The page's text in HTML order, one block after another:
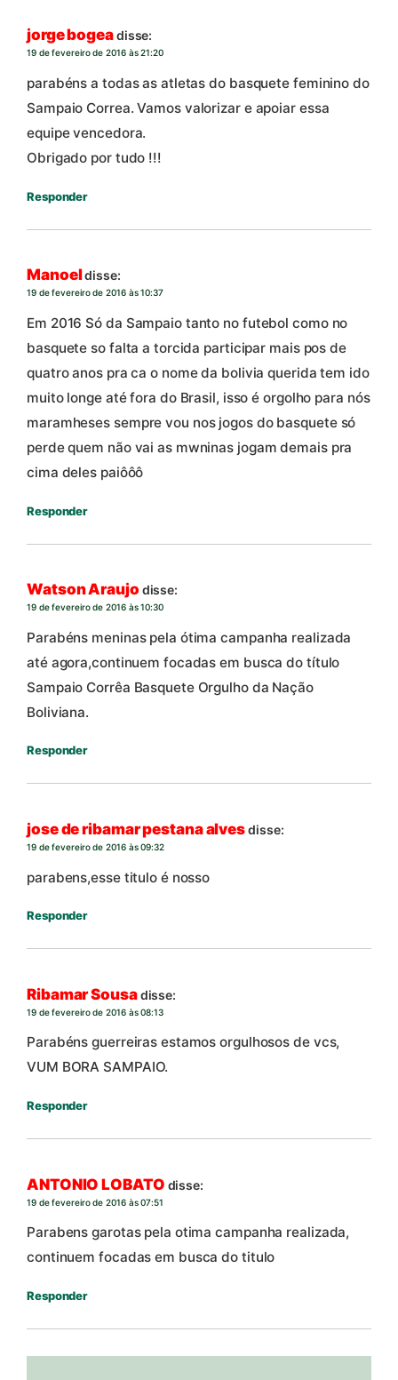
jorge bogeadisse:
19 de fevereiro de 2016 às 21:20
parabéns a todas as atletas do basquete feminino do
Sampaio Correa. Vamos valorizar e apoiar essa
equipe vencedora.
Obrigado por tudo !!!
Responder
Manoeldisse:
19 de fevereiro de 2016 às 10:37
Em 2016 Só da Sampaio tanto no futebol como no
basquete so falta a torcida participar mais pos de
quatro anos pra ca o nome da bolivia querida tem ido
muito longe até fora do Brasil, isso é orgolho para nós
maramheses sempre vou nos jogos do basquete só
perde quem não vai as mwninas jogam demais pra
cima deles paiôôô
Responder
Watson Araujo disse:
19 de fevereiro de 2016 às 10:30
Parabéns meninas pela ótima campanha realizada
até agora,continuem focadas em busca do título
Sampaio Corrêa Basquete Orgulho da Nação
Boliviana.
Responder
jose de ribamar pestana alvesdisse:
19 de fevereiro de 2016 às 09:32
parabens,esse titulo é nosso
Responder
Ribamar Sousadisse:
19 de fevereiro de 2016 às 08:13
Parabéns guerreiras estamos orgulhosos de vcs,
VUM BORA SAMPAIO.
Responder
ANTONIO LOBATO disse:
19 de fevereiro de 2016 às 07:51
Parabens garotas pela otima campanha realizada,
continuem focadas em busca do titulo
Responder